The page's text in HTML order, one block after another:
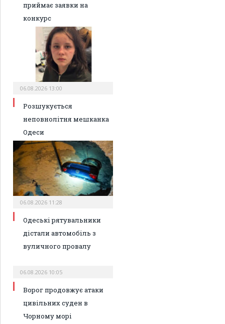
приймає заявки на
конкурс
06.08.2026 13:00
Розшукується
неповнолітня мешканка
Одеси
06.08.2026 11:28
Одеські рятувальники
дістали автомобіль з
вуличного провалу
06.08.2026 10:05
Ворог продовжує атаки
цивільних суден в
Чорному морі